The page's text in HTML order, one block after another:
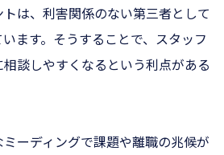
は、利害関係のない第三者として
ます。そうすることで、スタッフ
談しやすくなるという利点がある
ーディングで課題や離職の兆候が